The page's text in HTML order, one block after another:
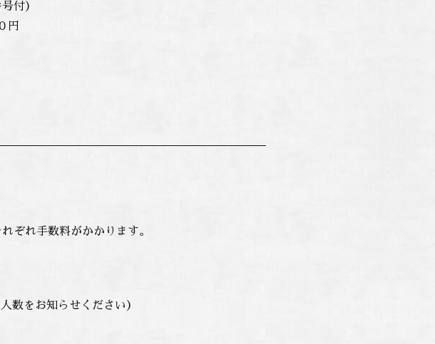
付）
円
ぞれ手数料がかかります。
数をお知らせください）